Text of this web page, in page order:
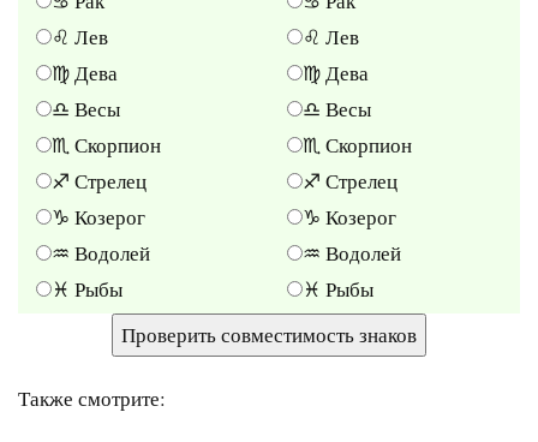
♌ Лев
♍ Дева
♎ Весы
♏ Скорпион
♐ Стрелец
♑ Козерог
♒ Водолей
♓ Рыбы
♌ Лев
♍ Дева
♎ Весы
♏ Скорпион
♐ Стрелец
♑ Козерог
♒ Водолей
♓ Рыбы
Также смотрите: